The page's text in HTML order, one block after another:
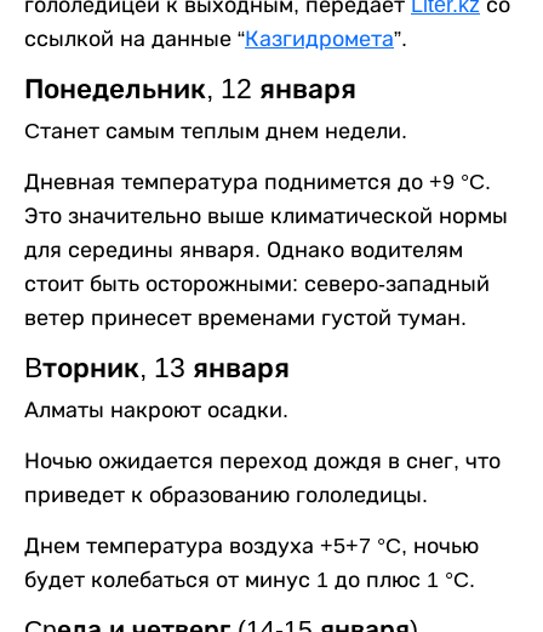
ссылкой на данные “Казгидромета”.
Понедельник, 12 января
Cтанет самым теплым днем недели.
Дневная температура поднимется до +9 °C.
Это значительно выше климатической нормы
для середины января. Однако водителям
стоит быть осторожными: северо-западный
ветер принесет временами густой туман.
Bторник, 13 января
Алматы накроют осадки.
Ночью ожидается переход дождя в снег, что
приведет к образованию гололедицы.
Днем температура воздуха +5+7 °C, ночью
будет колебаться от минус 1 до плюс 1 °C.